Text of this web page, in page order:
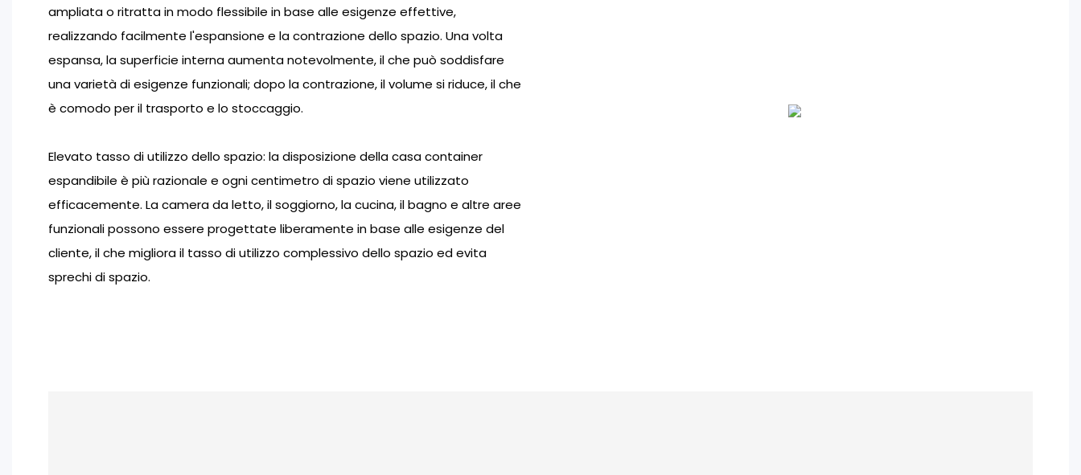
ampliata o ritratta in modo flessibile in base alle esigenze effettive,
realizzando facilmente l'espansione e la contrazione dello spazio. Una volta
espansa, la superficie interna aumenta notevolmente, il che può soddisfare
una varietà di esigenze funzionali; dopo la contrazione, il volume si riduce, il che
è comodo per il trasporto e lo stoccaggio.
Elevato tasso di utilizzo dello spazio: la disposizione della casa container
espandibile è più razionale e ogni centimetro di spazio viene utilizzato
efficacemente. La camera da letto, il soggiorno, la cucina, il bagno e altre aree
funzionali possono essere progettate liberamente in base alle esigenze del
cliente, il che migliora il tasso di utilizzo complessivo dello spazio ed evita
sprechi di spazio.